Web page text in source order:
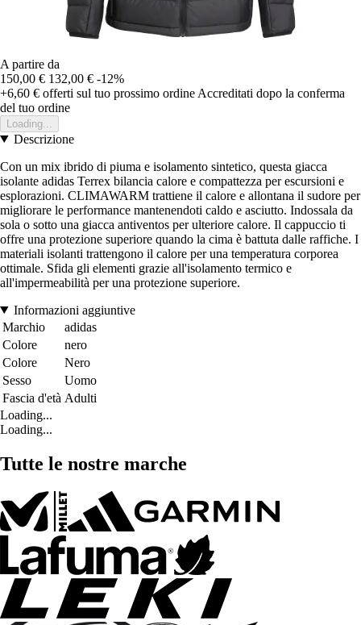
A partire da
150,00 € 132,00 € -12%
+6,60 € offerti sul tuo prossimo ordine Accreditati dopo la conferma
del tuo ordine
Loading...
Descrizione
Con un mix ibrido di piuma e isolamento sintetico, questa giacca
isolante adidas Terrex bilancia calore e compattezza per escursioni e
esplorazioni. CLIMAWARM trattiene il calore e allontana il sudore per
migliorare le performance mantenendoti caldo e asciutto. Indossala da
sola o sotto una giacca antiventos per ulteriore calore. Il cappuccio ti
offre una protezione superiore quando la cima è battuta dalle raffiche. I
materiali isolanti trattengono il calore per una temperatura corporea
ottimale. Sfida gli elementi grazie all'isolamento termico e
all'impermeabilità per una protezione superiore.
Informazioni aggiuntive
Marchio
adidas
Colore
nero
Colore
Nero
Sesso
Uomo
Fascia d'età Adulti
Loading...
Loading...
Tutte le nostre marche